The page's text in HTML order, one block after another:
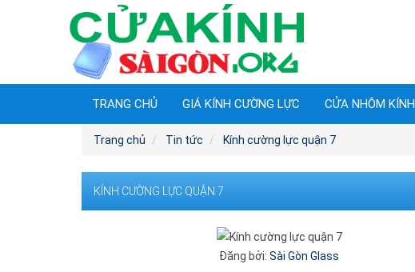
TRANG CHỦ GIÁ KÍNH CƯỜNG LỰC CỬA NHÔM KÍNH
Trang chủ Tin tức Kính cường lực quận 7
KÍNH CƯỜNG LỰC QUẬN 7
Đăng bởi:Sài Gòn Glass